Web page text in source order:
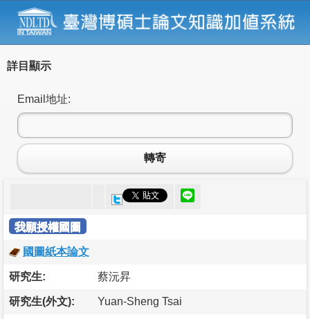
詳目顯示
Email地址:
轉寄
我願授權國圖
國圖紙本論文
研究生: 蔡沅昇
研究生(外文): Yuan-Sheng Tsai